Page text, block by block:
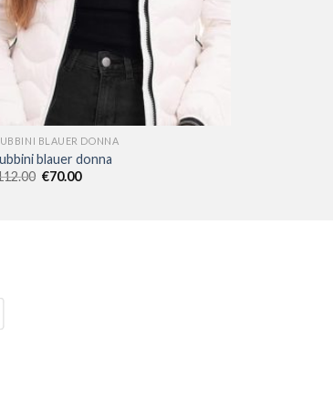
BLAUER DONNA
blauer donna
€70.00